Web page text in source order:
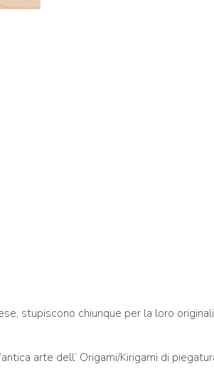
stupiscono chiunque per la loro
arte dell’ Origami/Kirigami di